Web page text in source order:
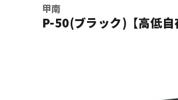
甲南
P-50(ブラック)【高低自